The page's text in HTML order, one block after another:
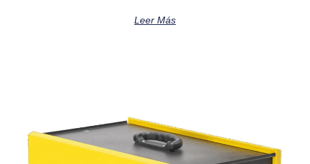
Leer Más